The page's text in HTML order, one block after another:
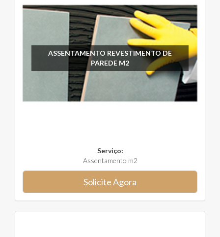
ASSENTAMENTO REVESTIMENTO DE
PAREDE M2
Serviço:
Assentamento m2
Solicite Agora